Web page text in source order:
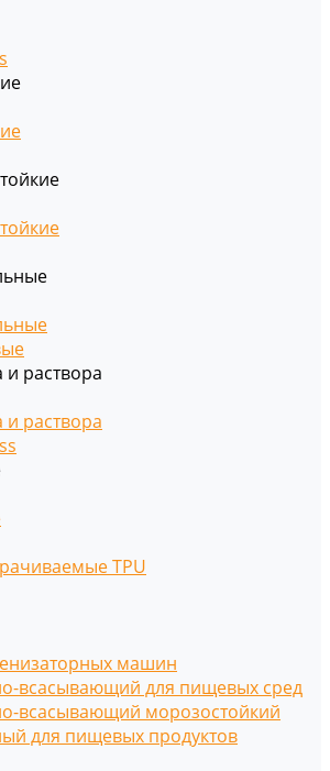
и раствора
и раствора
TPU
машин
всасывающий для пищевых сред
всасывающий морозостойкий
для пищевых продуктов